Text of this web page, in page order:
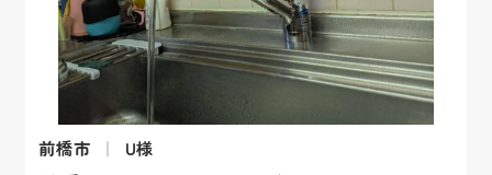
前橋市 U様